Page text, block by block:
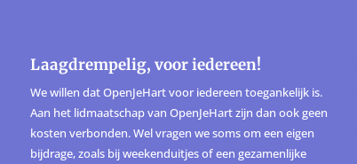
Laagdrempelig, voor iedereen!
We willen dat OpenJeHart voor iedereen toegankelijk is.
Aan het lidmaatschap van OpenJeHart zijn dan ook geen
kosten verbonden. Wel vragen we soms om een eigen
bijdrage, zoals bij weekenduitjes of een gezamenlijke